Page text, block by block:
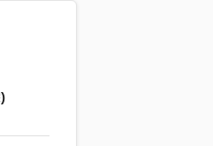
天曦